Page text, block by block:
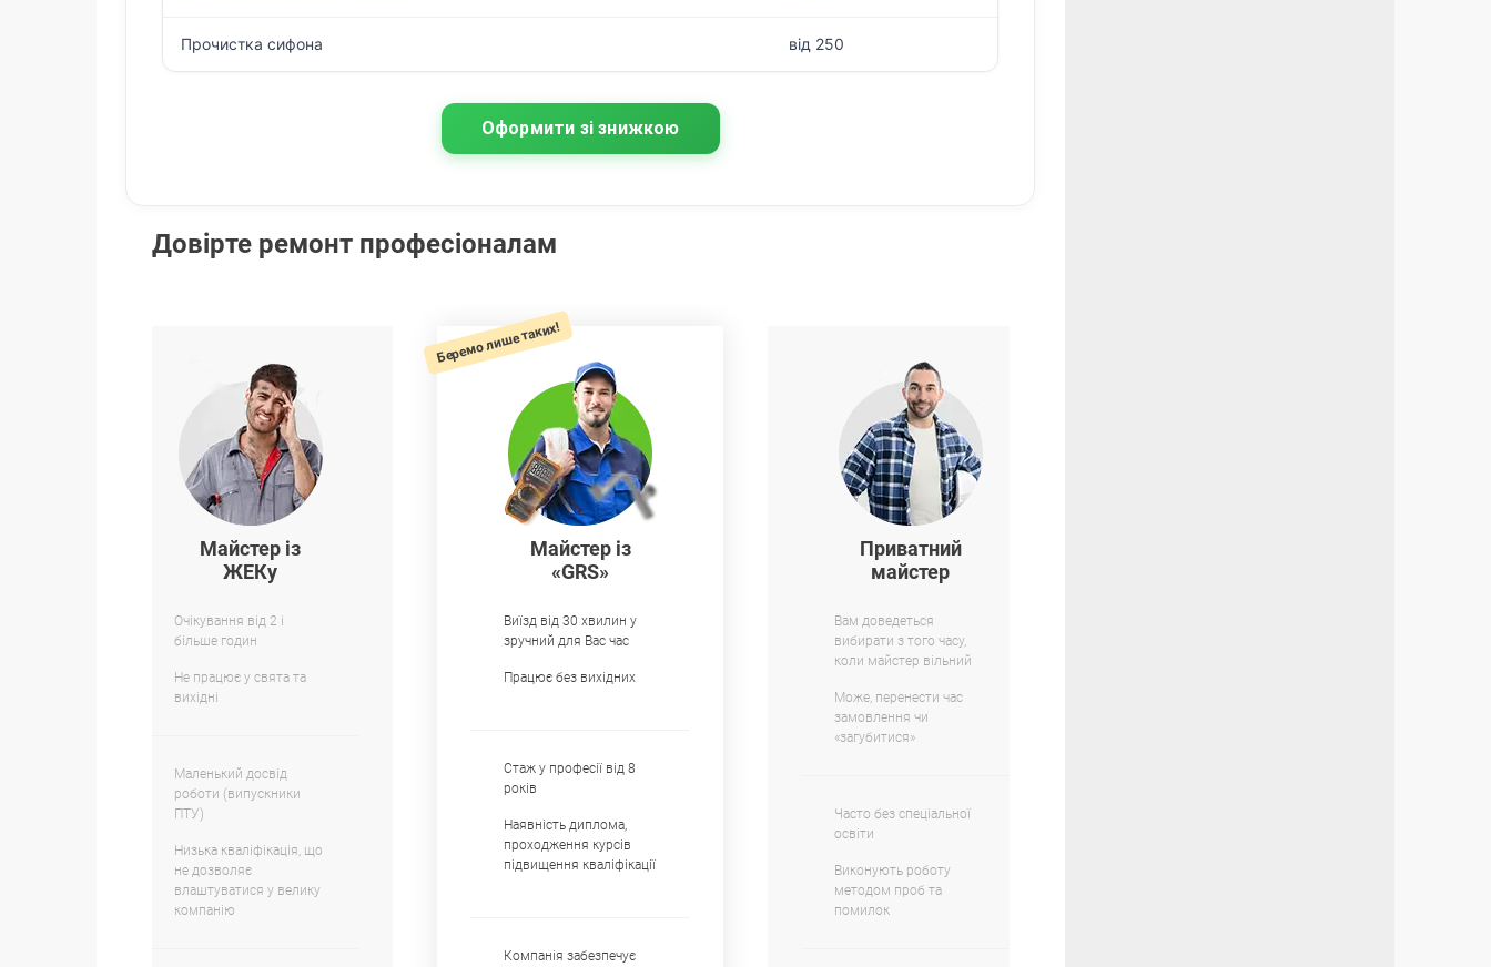
Прочистка сифона від 250
Оформити зі знижкою
Довірте ремонт професіоналам
Майстер із
«GRS»
Виїзд від 30 хвилин у
зручний для Вас час
Працює без вихідних
Стаж у професії від 8
років
Наявність диплома,
проходження курсів
підвищення кваліфікації
Компанія забезпечує
Беремо лише таких!
Майстер із
ЖЕКу
Очікування від 2 і
більше годин
Не працює у свята та
вихідні
Маленький досвід
роботи (випускники
ПТУ)
Низька кваліфікація, що
не дозволяє
влаштуватися у велику
компанію
Приватний
майстер
Вам доведеться
вибирати з того часу,
коли майстер вільний
Може, перенести час
замовлення чи
«загубитися»
Часто без спеціальної
освіти
Виконують роботу
методом проб та
помилок